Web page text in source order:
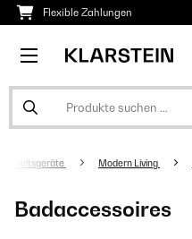
Flexible Zahlungen
Modern Living
Badaccessoires